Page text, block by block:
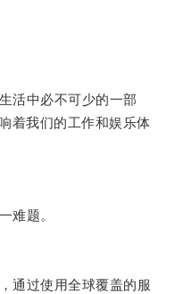
中必不可少的一部
着我们的工作和娱乐体
题。
过使用全球覆盖的服